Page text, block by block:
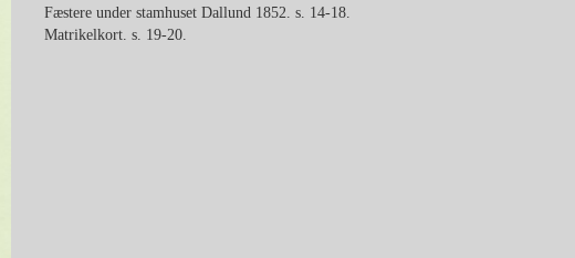
Fæstere under stamhuset Dallund 1852. s. 14-18.
Matrikelkort. s. 19-20.